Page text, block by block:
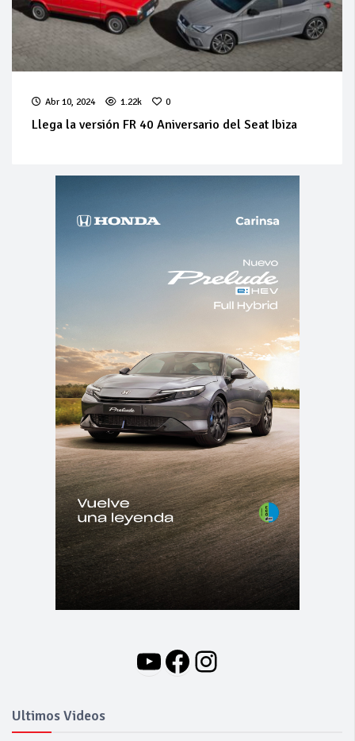
Abr 10, 2024 1.22k 0
Llega la versión FR 40 Aniversario del Seat Ibiza
YouTube
Facebook
Instagram
Ultimos Videos